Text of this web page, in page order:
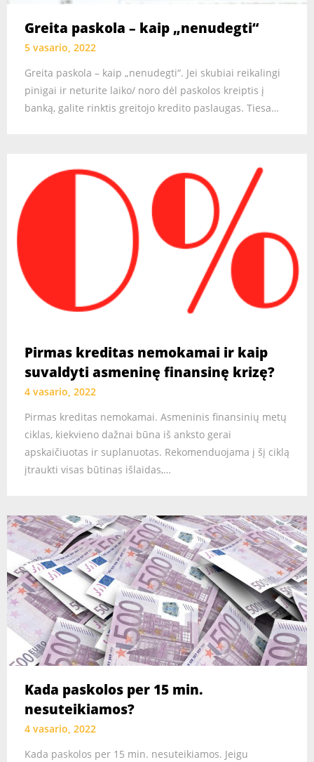
Greita paskola – kaip „nenudegti“
5 vasario, 2022
Greita paskola – kaip „nenudegti“. Jei skubiai reikalingi
pinigai ir neturite laiko/ noro dėl paskolos kreiptis į
banką, galite rinktis greitojo kredito paslaugas. Tiesa…
Pirmas kreditas nemokamai ir kaip
suvaldyti asmeninę finansinę krizę?
4 vasario, 2022
Pirmas kreditas nemokamai. Asmeninis finansinių metų
ciklas, kiekvieno dažnai būna iš anksto gerai
apskaičiuotas ir suplanuotas. Rekomenduojama į šį ciklą
įtraukti visas būtinas išlaidas,…
Kada paskolos per 15 min.
nesuteikiamos?
4 vasario, 2022
Kada paskolos per 15 min. nesuteikiamos. Jeigu